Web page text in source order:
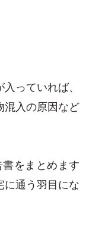
っていれば、
混入の原因など
をまとめます
に通う羽目にな